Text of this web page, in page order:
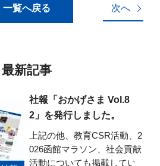
一覧へ戻る 次へ
最新記事
社報「おかげさま Vol.8
2」を発行しました。
上記の他、教育CSR活動、2
026函館マラソン、社会貢献
活動についても掲載してい